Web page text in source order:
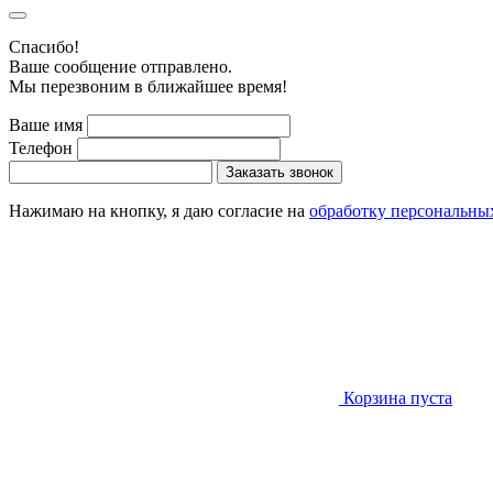
Cпасибо!
Ваше сообщение отправлено.
Мы перезвоним в ближайшее время!
Ваше имя
Телефон
Заказать звонок
Нажимаю на кнопку, я даю согласие на обработку
Корзина пуста